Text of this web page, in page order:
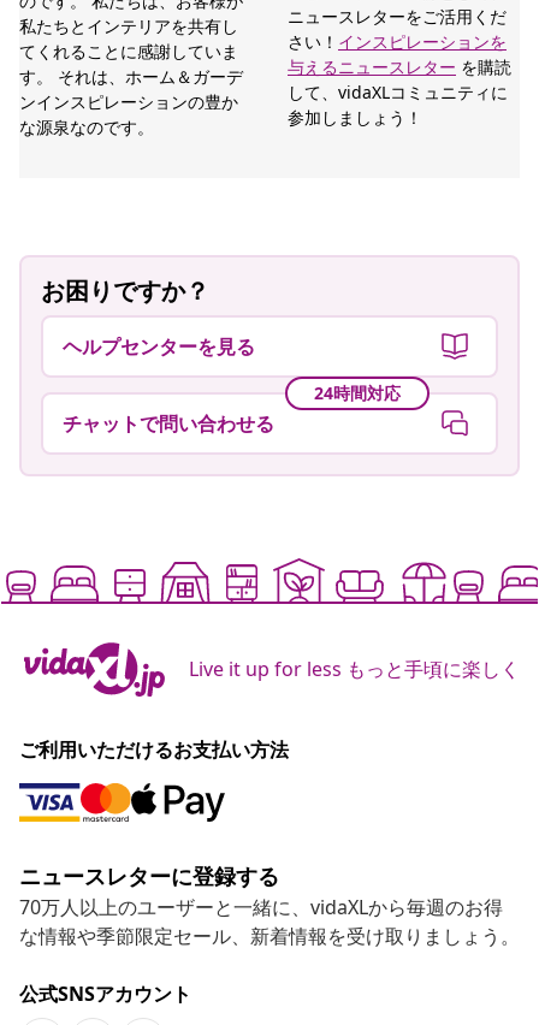
私たちとインテリアを共有し
てくれることに感謝していま
す。 それは、ホーム＆ガーデ
ンインスピレーションの豊か
な源泉なのです。
ニュースレターをご活用くだ
さい！ インスピレーションを
与えるニュースレター を購読
して、vidaXLコミュニティに
参加しましょう！
お困りですか？
ヘルプセンターを見る
24時間対応
チャットで問い合わせる
Live it up for less もっと手頃に楽しく
ご利用いただけるお支払い方法
ニュースレターに登録する
70万人以上のユーザーと一緒に、vidaXLから毎週のお得
な情報や季節限定セール、新着情報を受け取りましょう。
公式SNSアカウント